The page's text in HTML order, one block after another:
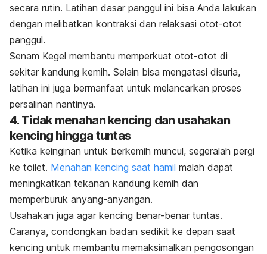
secara rutin. Latihan dasar panggul ini bisa Anda lakukan
dengan melibatkan kontraksi dan relaksasi otot-otot
panggul.
Senam Kegel membantu memperkuat otot-otot di
sekitar kandung kemih. Selain bisa mengatasi disuria,
latihan ini juga bermanfaat untuk melancarkan proses
persalinan nantinya.
4. Tidak menahan kencing dan usahakan
kencing hingga tuntas
Ketika keinginan untuk berkemih muncul, segeralah pergi
ke toilet. Menahan kencing saat hamil malah dapat
meningkatkan tekanan kandung kemih dan
memperburuk anyang-anyangan.
Usahakan juga agar kencing benar-benar tuntas.
Caranya, condongkan badan sedikit ke depan saat
kencing untuk membantu memaksimalkan pengosongan